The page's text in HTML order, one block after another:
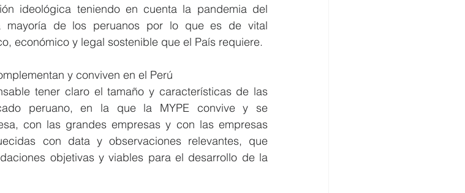
ideológica teniendo en cuenta la pandemia del
mayoría de los peruanos por lo que es de vital
y conviven en el Perú
tener claro el tamaño y características de las
peruano, en la que la MYPE convive y se
con las grandes empresas y con las empresas
con data y observaciones relevantes, que
objetivas y viables para el desarrollo de la